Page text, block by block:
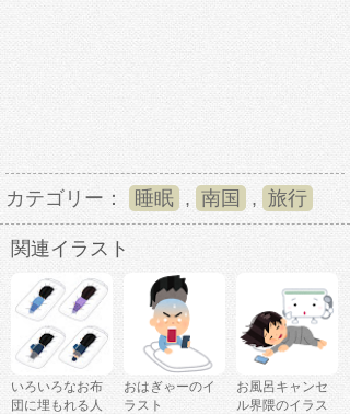
カテゴリー： 睡眠 , 南国 , 旅行
関連イラスト
いろいろなお布
団に埋もれる人
おはぎゃーのイ
ラスト
お風呂キャンセ
ル界隈のイラス